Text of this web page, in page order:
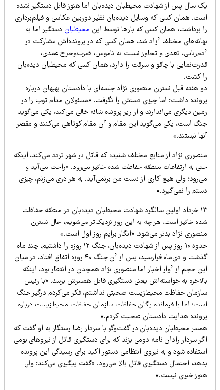
سال پس از شهادت محیطبان دیده‌بان اما هنوز قاتل دستگیر نشده
همان کسی که وسایل دیده‌بان نظیر دوربین عکاسی و فیلم‌برداری
برداشت، همان کسی که بارها توسط اینمحیطباندستگیر اما به
مختلف آزاد شد، همان کسی که در پرونده‌اش مشارکت در
تعدی و تجاوز نسبت به ناموس، ضرب‌وجرح عمدی،
با چاقو و سرقت را دارد، همان کسی که محیطبان دیده‌بان
کشت.
هفته قبل نسترن منصوری نژاد جلسه‌ای با دادستان بهبهان درباره
داشت؛ اما چیزی دستش را نگرفت. «مسئولان مدام توپ را در
دیگری می‌اندازند و از زیر پرونده شانه خالی می‌کند، یکی می‌گوید
است، یکی می‌گوید این مقام و آن مقام کوتاهی می‌کنند و مقصر
نیستند.»
نژاد از منابع مختلف شنیده که قاتل در شهر تردد می‌کند، اینکه
به ارتفاعات منطقه حفاظت شده خائیز می‌رود. «راحت می‌آید و
ولی هیچ کاری از دست من برنمی‌آید. به هر دری می‌زنم، چیزی
را نمی‌گیرد.»
۱۳ خرداد اولین سالگرد شهادت محیطبان دیده‌بان در منطقه حفاظت
خائیز است، هر چه به این روز نزدیک‌تر می‌شویم، حال نسترن
نژاد بدتر می‌شود. «انگار برایم روز اول است.»
حدود ۱۰ روز پس از شهادت دیده‌بان، جنگ ۱۲ روزه را داشتیم، چند ماه
گذشت و دی‌ماه فرارسید، پس از آن جنگ ۴۰ روزه اتفاق افتاد، در میان
حجم از آوار اخبار اما منصوری نژاد همچنان در انتظار بود، اینکه
به خواسته‌اش یعنی دستگیری قاتل همسرش برسد. «با رئیس
حفاظت محیط‌زیست صحبتی نداشتم، فکر می‌کردم درگیر جنگ
اما با فرمانده یگان حفاظت سازمان حفاظت محیط‌زیست درباره
هدایت دادستان صحبت کردم.»
محیطبان دیده‌بان در گفت‌وگو با سردار رضا رستگار به او گفت که
سردار رادان نامه دومی بزند که برای دستگیری قاتل از نیروهای بومی
شود و به نیروی انتظامی دستور اکید برای رسیدگی این پرونده
احتمال دستگیری قاتل بالا می‌رود. «گفت پیگیری می‌کند؛ ولی
خبری نیست.»